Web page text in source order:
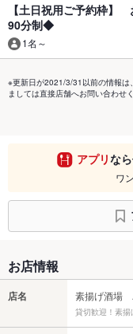
【土日祝用ご予約枠
90分制◆
1名～
※更新日が2021/3/31以前の情報は
ましては直接店舗へお問い合わせく
アプリな
ワ
お店情報
店名 素揚げ酒場
貸切歓迎！素